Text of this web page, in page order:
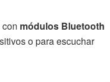
módulos Bluetooth
o para escuchar